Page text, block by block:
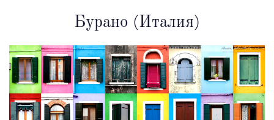
Бурано (Италия)